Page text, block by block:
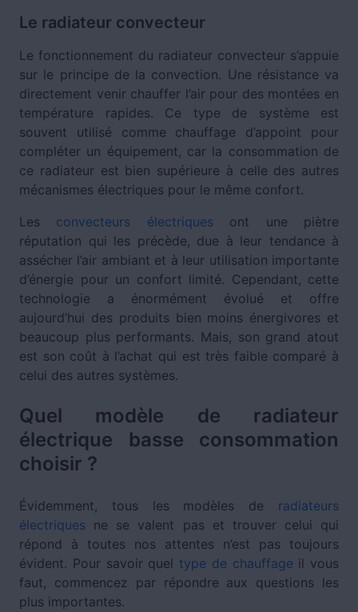
Le radiateur convecteur
Le fonctionnement du radiateur convecteur s’appuie
sur le principe de la convection. Une résistance va
directement venir chauffer l’air pour des montées en
température rapides. Ce type de système est
souvent utilisé comme chauffage d’appoint pour
compléter un équipement, car la consommation de
ce radiateur est bien supérieure à celle des autres
mécanismes électriques pour le même confort.
Les convecteurs électriquesont une piètre
réputation qui les précède, due à leur tendance à
assécher l’air ambiant et à leur utilisation importante
d’énergie pour un confort limité. Cependant, cette
technologie a énormément évolué et offre
aujourd’hui des produits bien moins énergivores et
beaucoup plus performants. Mais, son grand atout
est son coût à l’achat qui est très faible comparé à
celui des autres systèmes.
Quel modèle de radiateur
électrique basse consommation
choisir ?
Évidemment, tous les modèles de radiateurs
électriques ne se valent pas et trouver celui qui
répond à toutes nos attentes n’est pas toujours
évident. Pour savoir quel type de chauffage il vous
faut, commencez par répondre aux questions les
plus importantes.